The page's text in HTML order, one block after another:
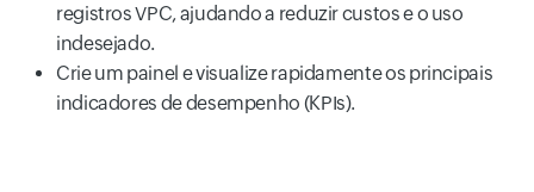
registros VPC, ajudando a reduzir custos e o uso
indesejado.
Crie um painel e visualize rapidamente os principais
indicadores de desempenho (KPIs).